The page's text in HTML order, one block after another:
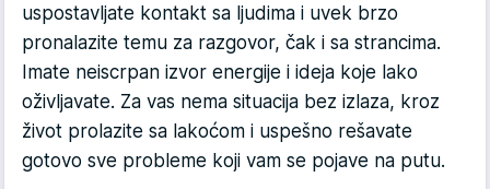
uspostavljate kontakt sa ljudima i uvek brzo
pronalazite temu za razgovor, čak i sa strancima.
Imate neiscrpan izvor energije i ideja koje lako
oživljavate. Za vas nema situacija bez izlaza, kroz
život prolazite sa lakoćom i uspešno rešavate
gotovo sve probleme koji vam se pojave na putu.